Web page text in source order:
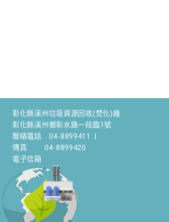
彰化縣溪州垃圾資源回收(焚化)廠
彰化縣溪州鄉彰水路一段臨1號
聯絡電話
04-8899411
傳真
04-8899420
電子信箱